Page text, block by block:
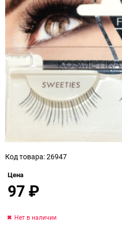
Код товара: 26947
Цена
97₽
Нет в наличии